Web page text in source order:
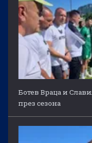
Ботев Враца и
през сезона